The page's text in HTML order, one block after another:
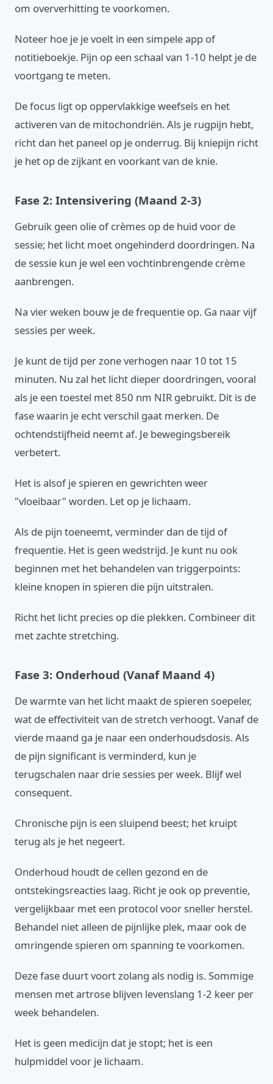
om oververhitting te voorkomen.
Noteer hoe je je voelt in een simpele app of
notitieboekje. Pijn op een schaal van 1-10 helpt je de
voortgang te meten.
De focus ligt op oppervlakkige weefsels en het
activeren van de mitochondriën. Als je rugpijn hebt,
richt dan het paneel op je onderrug. Bij kniepijn richt
je het op de zijkant en voorkant van de knie.
Fase 2: Intensivering (Maand 2-3)
Gebruik geen olie of crèmes op de huid voor de
sessie; het licht moet ongehinderd doordringen. Na
de sessie kun je wel een vochtinbrengende crème
aanbrengen.
Na vier weken bouw je de frequentie op. Ga naar vijf
sessies per week.
Je kunt de tijd per zone verhogen naar 10 tot 15
minuten. Nu zal het licht dieper doordringen, vooral
als je een toestel met 850 nm NIR gebruikt. Dit is de
fase waarin je echt verschil gaat merken. De
ochtendstijfheid neemt af. Je bewegingsbereik
verbetert.
Het is alsof je spieren en gewrichten weer
"vloeibaar" worden. Let op je lichaam.
Als de pijn toeneemt, verminder dan de tijd of
frequentie. Het is geen wedstrijd. Je kunt nu ook
beginnen met het behandelen van triggerpoints:
kleine knopen in spieren die pijn uitstralen.
Richt het licht precies op die plekken. Combineer dit
met zachte stretching.
Fase 3: Onderhoud (Vanaf Maand 4)
De warmte van het licht maakt de spieren soepeler,
wat de effectiviteit van de stretch verhoogt. Vanaf de
vierde maand ga je naar een onderhoudsdosis. Als
de pijn significant is verminderd, kun je
terugschalen naar drie sessies per week. Blijf wel
consequent.
Chronische pijn is een sluipend beest; het kruipt
terug als je het negeert.
Onderhoud houdt de cellen gezond en de
ontstekingsreacties laag. Richt je ook op preventie,
vergelijkbaar met een protocol voor sneller herstel.
Behandel niet alleen de pijnlijke plek, maar ook de
omringende spieren om spanning te voorkomen.
Deze fase duurt voort zolang als nodig is. Sommige
mensen met artrose blijven levenslang 1-2 keer per
week behandelen.
Het is geen medicijn dat je stopt; het is een
hulpmiddel voor je lichaam.